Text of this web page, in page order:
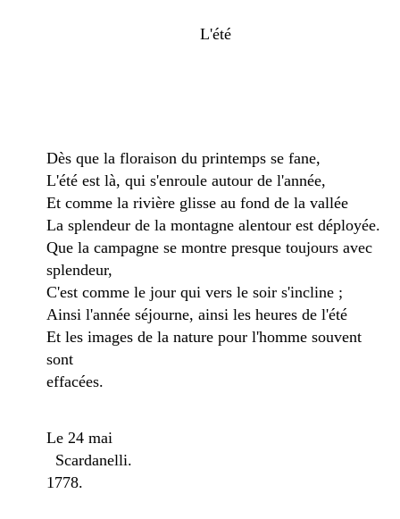
L'été
Dès que la floraison du printemps se fane,
L'été est là, qui s'enroule autour de l'année,
Et comme la rivière glisse au fond de la vallée
La splendeur de la montagne alentour est déployée.
Que la campagne se montre presque toujours avec
splendeur,
C'est comme le jour qui vers le soir s'incline ;
Ainsi l'année séjourne, ainsi les heures de l'été
Et les images de la nature pour l'homme souvent
sont
effacées.
Le 24 mai
Scardanelli.
1778.